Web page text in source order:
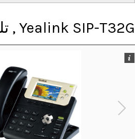
Yealink SIP-T32G , تلفن ویپ یالینک